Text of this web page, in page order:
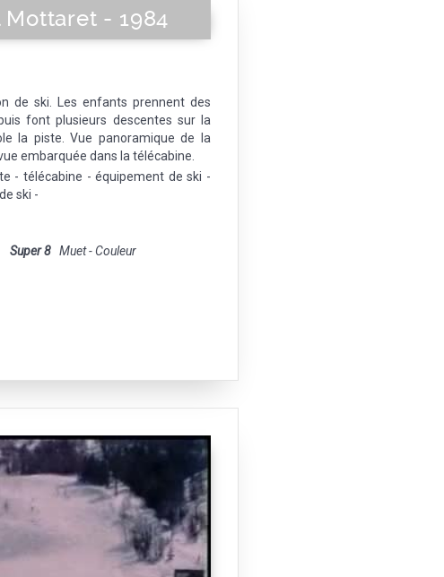
- 1984
de ski. Les enfants prennent des
font plusieurs descentes sur la
la piste. Vue panoramique de la
embarquée dans la télécabine.
- télécabine - équipement de ski -
ski -
Super 8 Muet - Couleur